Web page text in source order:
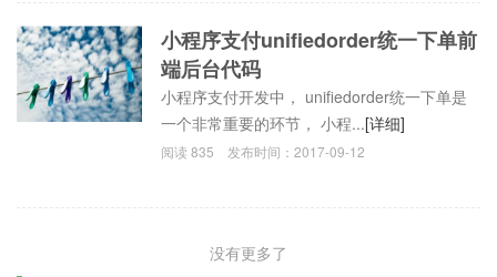
小程序支付unifiedorder统一下单前
端后台代码
小程序支付开发中， unifiedorder统一下单是
一个非常重要的环节， 小程...[详细]
阅读835 发布时间：2017-09-12
没有更多了